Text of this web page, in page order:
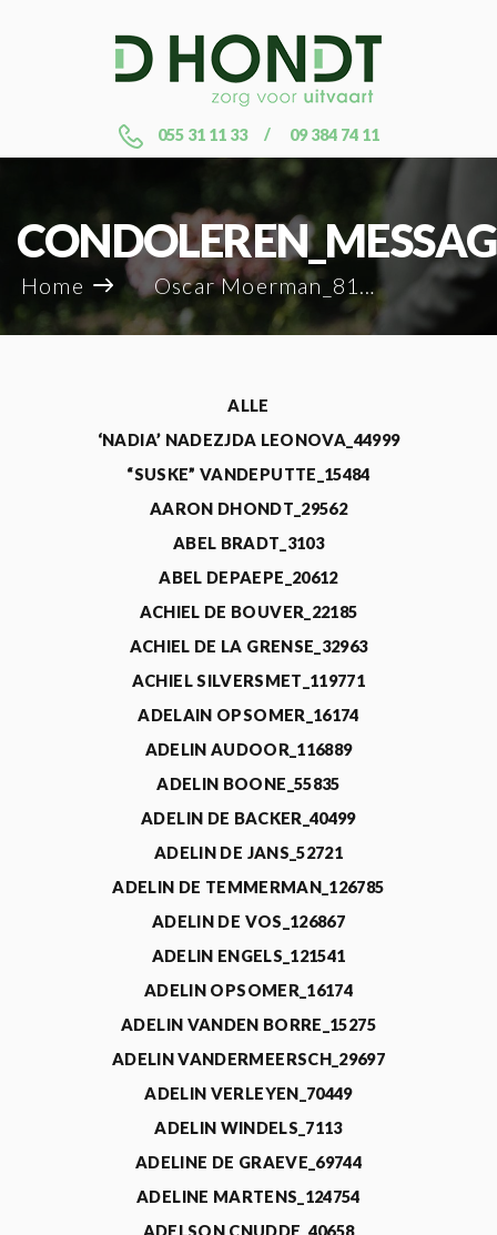
055 31 11 33 09 384 74 11
Home Oscar Moerman_81829
ALLE
‘NADIA’ NADEZJDA LEONOVA_44999
“SUSKE” VANDEPUTTE_15484
AARON DHONDT_29562
ABEL BRADT_3103
ABEL DEPAEPE_20612
ACHIEL DE BOUVER_22185
ACHIEL DE LA GRENSE_32963
ACHIEL SILVERSMET_119771
ADELAIN OPSOMER_16174
ADELIN AUDOOR_116889
ADELIN BOONE_55835
ADELIN DE BACKER_40499
ADELIN DE JANS_52721
ADELIN DE TEMMERMAN_126785
ADELIN DE VOS_126867
ADELIN ENGELS_121541
ADELIN OPSOMER_16174
ADELIN VANDEN BORRE_15275
ADELIN VANDERMEERSCH_29697
ADELIN VERLEYEN_70449
ADELIN WINDELS_7113
ADELINE DE GRAEVE_69744
ADELINE MARTENS_124754
ADELSON CNUDDE_40658